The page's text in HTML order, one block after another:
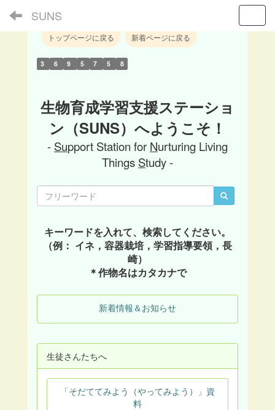
SUNS
トップページに戻る 新着ページに戻る
3 6 9 5 7 5 8
生物育成学習支援ステーショ
ン（SUNS）へようこそ！
- Support Station for Nurturing Living
Things Study -
キーワードを入れて、検索してください。
（例： イネ，容器栽培，学習指導要領，長
崎）
＊作物名はカタカナで
新着情報＆お知らせ
生徒さんたちへ
「そだててみよう（やってみよう）」資
料